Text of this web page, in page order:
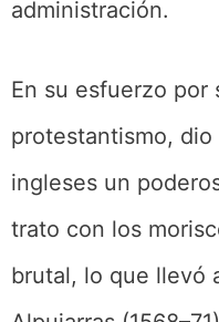
administración.
En su esfuerzo por
protestantismo,
ingleses un
trato con los
brutal, lo que llevó